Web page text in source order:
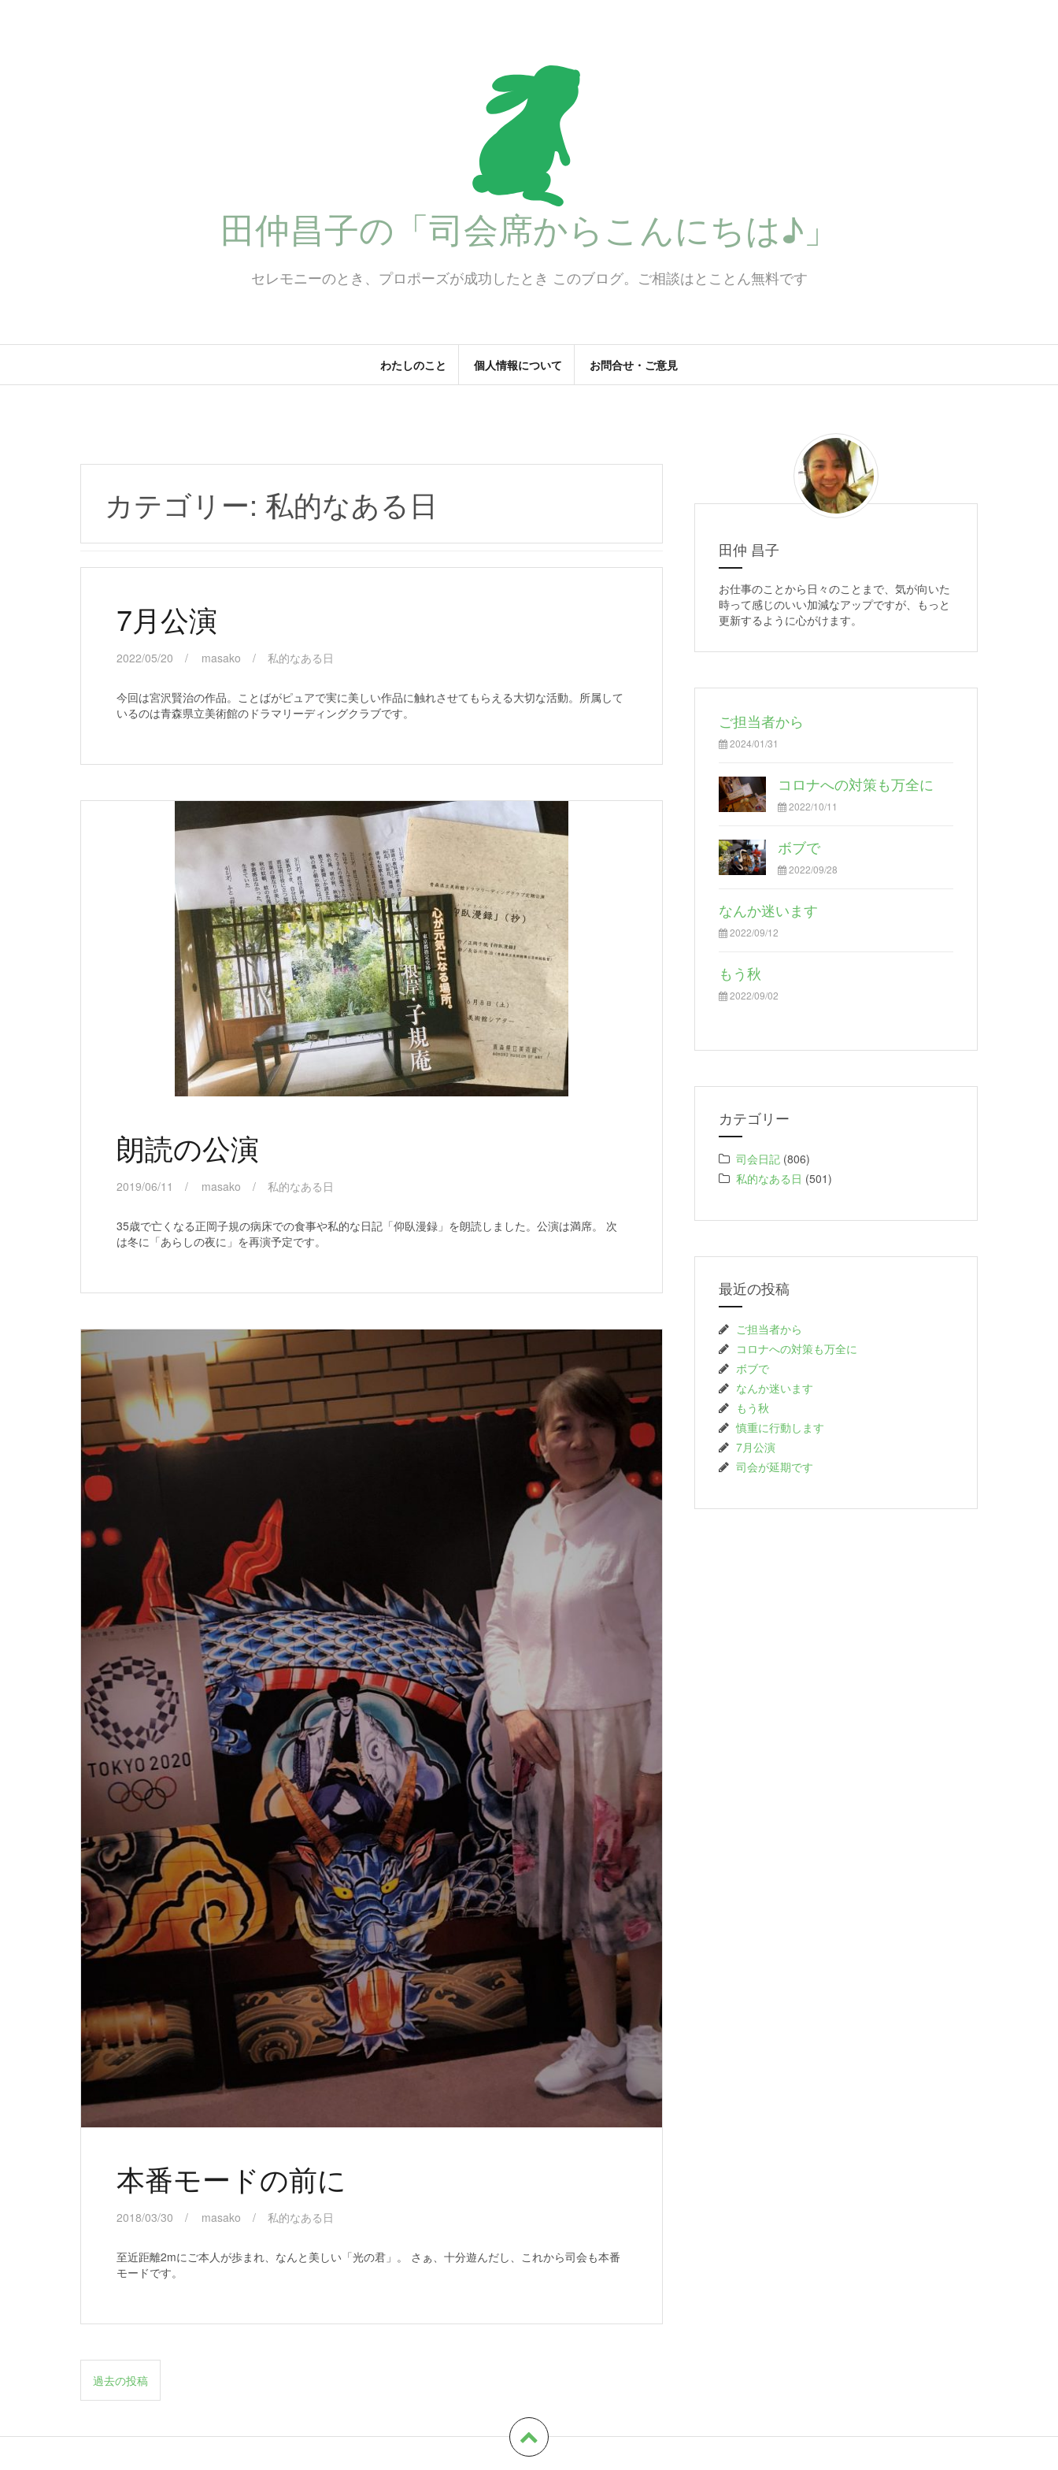
田仲昌子の「司会席からこんにちは♪」
セレモニーのとき、プロポーズが成功したとき このブログ。ご相談はとことん無料です
わたしのこと 個人情報について お問合せ・ご意見
カテゴリー: 私的なある日
7月公演
2022/05/20 masako 私的なある日
今回は宮沢賢治の作品。ことばがピュアで実に美しい作品に触れさせてもらえる大切な活動。所属して
いるのは青森県立美術館のドラマリーディングクラブです。
朗読の公演
2019/06/11 masako 私的なある日
35歳で亡くなる正岡子規の病床での食事や私的な日記「仰臥漫録」を朗読しました。公演は満席。 次
は冬に「あらしの夜に」を再演予定です。
本番モードの前に
2018/03/30 masako 私的なある日
至近距離2mにご本人が歩まれ、なんと美しい「光の君」。 さぁ、十分遊んだし、これから司会も本番
モードです。
投
稿
過去の投稿
田仲 昌子
お仕事のことから日々のことまで、気が向いた
時って感じのいい加減なアップですが、もっと
更新するように心がけます。
ご担当者から
2024/01/31
コロナへの対策も万全に
2022/10/11
ボブで
2022/09/28
なんか迷います
2022/09/12
もう秋
2022/09/02
カテゴリー
司会日記 (806)
私的なある日 (501)
最近の投稿
ご担当者から
コロナへの対策も万全に
ボブで
なんか迷います
もう秋
慎重に行動します
7月公演
司会が延期です